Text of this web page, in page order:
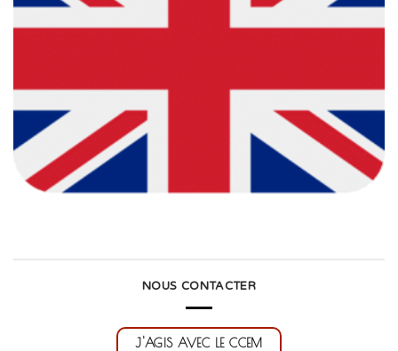
NOUS CONTACTER
J'AGIS AVEC LE CCEM